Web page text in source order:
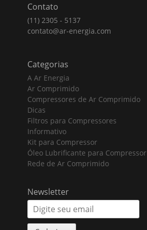
Contato
(11) 2305 - 5137
contato@ar-energia.com
Categorias
A Ar Energia
Ar Comprimido
Compressores de Ar Comprimido
Dicas
Filtros para Compressores
Informativo
Kit para Compressor
Óleo Lubrificante para Compressor
Rede de Ar Comprimido
Newsletter